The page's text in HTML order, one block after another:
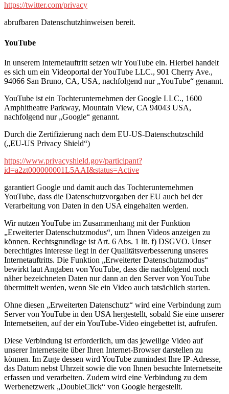
https://twitter.com/privacy
abrufbaren Datenschutzhinweisen bereit.
YouTube
In unserem Internetauftritt setzen wir YouTube ein. Hierbei handelt
es sich um ein Videoportal der YouTube LLC., 901 Cherry Ave.,
94066 San Bruno, CA, USA, nachfolgend nur „YouTube“ genannt.
YouTube ist ein Tochterunternehmen der Google LLC., 1600
Amphitheatre Parkway, Mountain View, CA 94043 USA,
nachfolgend nur „Google“ genannt.
Durch die Zertifizierung nach dem EU-US-Datenschutzschild
(„EU-US Privacy Shield“)
https://www.privacyshield.gov/participant?
id=a2zt000000001L5AAI&status=Active
garantiert Google und damit auch das Tochterunternehmen
YouTube, dass die Datenschutzvorgaben der EU auch bei der
Verarbeitung von Daten in den USA eingehalten werden.
Wir nutzen YouTube im Zusammenhang mit der Funktion
„Erweiterter Datenschutzmodus“, um Ihnen Videos anzeigen zu
können. Rechtsgrundlage ist Art. 6 Abs. 1 lit. f) DSGVO. Unser
berechtigtes Interesse liegt in der Qualitätsverbesserung unseres
Internetauftritts. Die Funktion „Erweiterter Datenschutzmodus“
bewirkt laut Angaben von YouTube, dass die nachfolgend noch
näher bezeichneten Daten nur dann an den Server von YouTube
übermittelt werden, wenn Sie ein Video auch tatsächlich starten.
Ohne diesen „Erweiterten Datenschutz“ wird eine Verbindung zum
Server von YouTube in den USA hergestellt, sobald Sie eine unserer
Internetseiten, auf der ein YouTube-Video eingebettet ist, aufrufen.
Diese Verbindung ist erforderlich, um das jeweilige Video auf
unserer Internetseite über Ihren Internet-Browser darstellen zu
können. Im Zuge dessen wird YouTube zumindest Ihre IP-Adresse,
das Datum nebst Uhrzeit sowie die von Ihnen besuchte Internetseite
erfassen und verarbeiten. Zudem wird eine Verbindung zu dem
Werbenetzwerk „DoubleClick“ von Google hergestellt.